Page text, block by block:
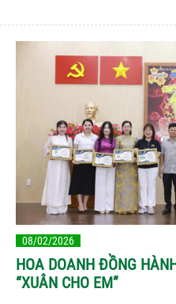
08/02/2026
HOA DOANH ĐỒNG
“XUÂN CHO EM”